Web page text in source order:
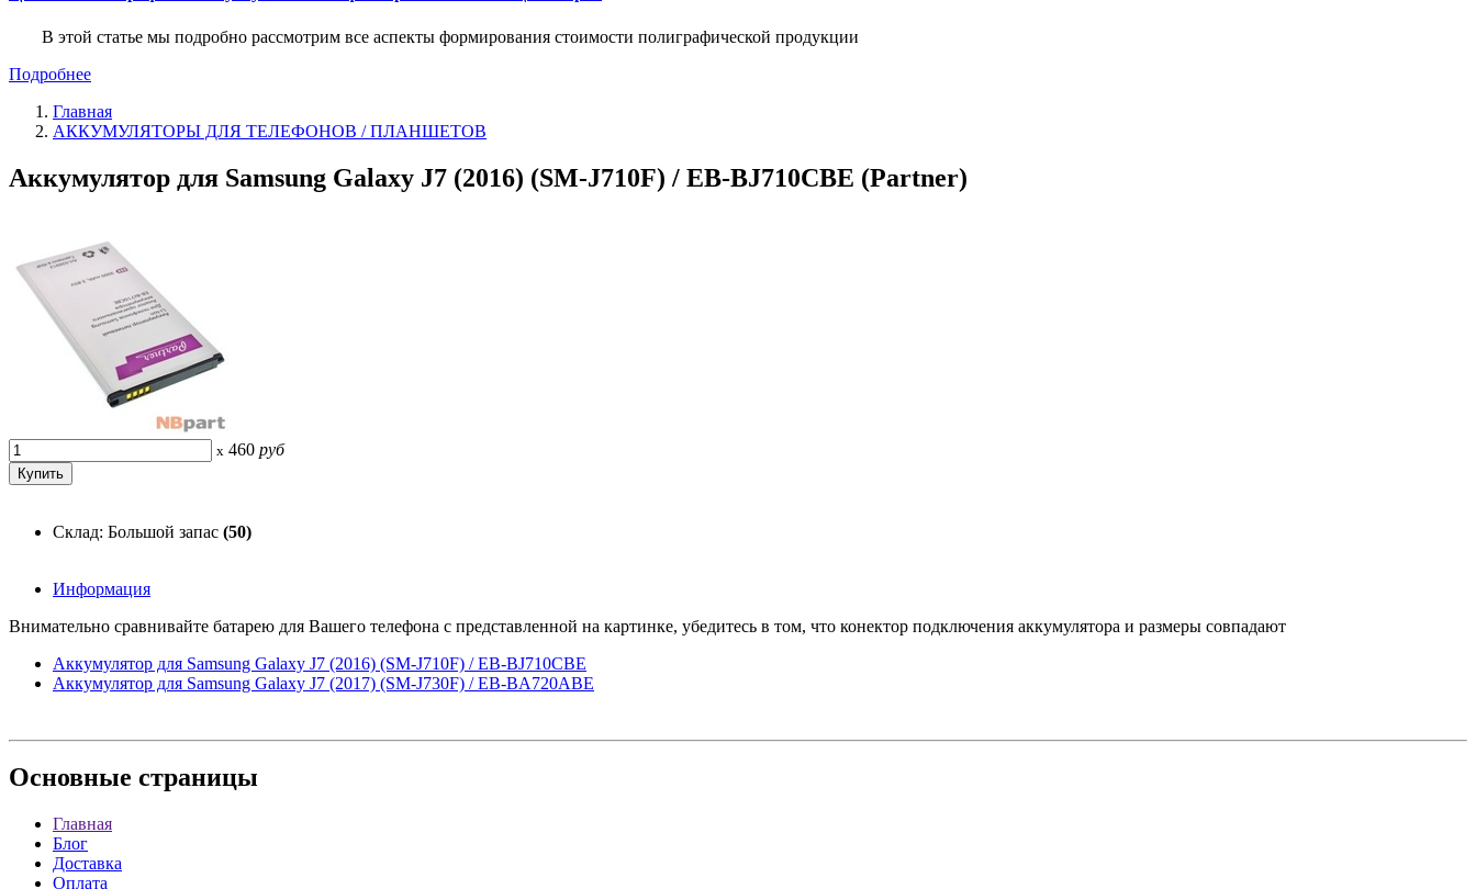
В этой статье мы подробно рассмотрим все аспекты формирования стоимости полиграфической продукции
Подробнее
Главная
АККУМУЛЯТОРЫ ДЛЯ ТЕЛЕФОНОВ / ПЛАНШЕТОВ
Аккумулятор для Samsung Galaxy J7 (2016) (SM-J710F) / EB-BJ710CBE (Partner)
x 460 руб
Склад: Большой запас (50)
Информация
Внимательно сравнивайте батарею для Вашего телефона с представленной на картинке, убедитесь в том, что конектор подключения аккумулятора и размеры совпадают
Аккумулятор для Samsung Galaxy J7 (2016) (SM-J710F) / EB-BJ710CBE
Аккумулятор для Samsung Galaxy J7 (2017) (SM-J730F) / EB-BA720ABE
Основные страницы
Главная
Блог
Доставка
Оплата